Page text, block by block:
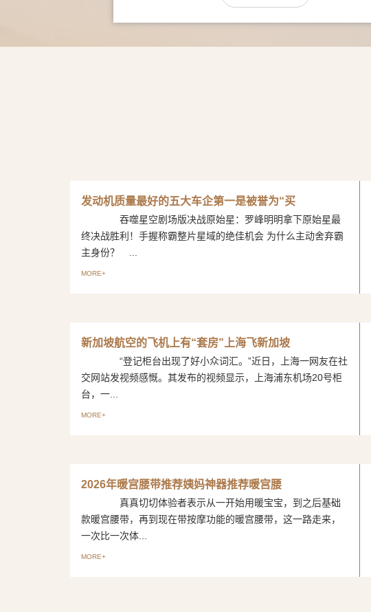
发动机质量最好的五大车企第一是被誉为“买
吞噬星空剧场版决战原始星：罗峰明明拿下原始星最
终决战胜利！手握称霸整片星域的绝佳机会 为什么主动舍弃霸
主身份？ ...
MORE+
新加坡航空的飞机上有“套房”上海飞新加坡
“登记柜台出现了好小众词汇。”近日，上海一网友在社
交网站发视频感慨。其发布的视频显示，上海浦东机场20号柜
台，一...
MORE+
2026年暖宫腰带推荐姨妈神器推荐暖宫腰
真真切切体验者表示从一开始用暖宝宝，到之后基础
款暖宫腰带，再到现在带按摩功能的暖宫腰带，这一路走来，
一次比一次体...
MORE+